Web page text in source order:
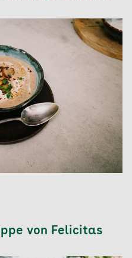
von Felicitas